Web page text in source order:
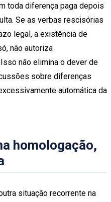
toda diferença paga depois
Se as verbas rescisórias
legal, a existência de
não autoriza
não elimina o dever de
sobre diferenças
automática da
homologação,
situação recorrente na